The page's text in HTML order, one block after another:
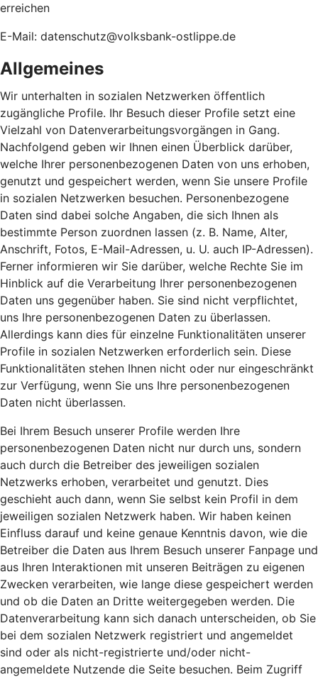
erreichen
E-Mail: datenschutz@volksbank-ostlippe.de
Allgemeines
Wir unterhalten in sozialen Netzwerken öffentlich
zugängliche Profile. Ihr Besuch dieser Profile setzt eine
Vielzahl von Datenverarbeitungsvorgängen in Gang.
Nachfolgend geben wir Ihnen einen Überblick darüber,
welche Ihrer personenbezogenen Daten von uns erhoben,
genutzt und gespeichert werden, wenn Sie unsere Profile
in sozialen Netzwerken besuchen. Personenbezogene
Daten sind dabei solche Angaben, die sich Ihnen als
bestimmte Person zuordnen lassen (z. B. Name, Alter,
Anschrift, Fotos, E-Mail-Adressen, u. U. auch IP-Adressen).
Ferner informieren wir Sie darüber, welche Rechte Sie im
Hinblick auf die Verarbeitung Ihrer personenbezogenen
Daten uns gegenüber haben. Sie sind nicht verpflichtet,
uns Ihre personenbezogenen Daten zu überlassen.
Allerdings kann dies für einzelne Funktionalitäten unserer
Profile in sozialen Netzwerken erforderlich sein. Diese
Funktionalitäten stehen Ihnen nicht oder nur eingeschränkt
zur Verfügung, wenn Sie uns Ihre personenbezogenen
Daten nicht überlassen.
Bei Ihrem Besuch unserer Profile werden Ihre
personenbezogenen Daten nicht nur durch uns, sondern
auch durch die Betreiber des jeweiligen sozialen
Netzwerks erhoben, verarbeitet und genutzt. Dies
geschieht auch dann, wenn Sie selbst kein Profil in dem
jeweiligen sozialen Netzwerk haben. Wir haben keinen
Einfluss darauf und keine genaue Kenntnis davon, wie die
Betreiber die Daten aus Ihrem Besuch unserer Fanpage und
aus Ihren Interaktionen mit unseren Beiträgen zu eigenen
Zwecken verarbeiten, wie lange diese gespeichert werden
und ob die Daten an Dritte weitergegeben werden. Die
Datenverarbeitung kann sich danach unterscheiden, ob Sie
bei dem sozialen Netzwerk registriert und angemeldet
sind oder als nicht-registrierte und/oder nicht-
angemeldete Nutzende die Seite besuchen. Beim Zugriff